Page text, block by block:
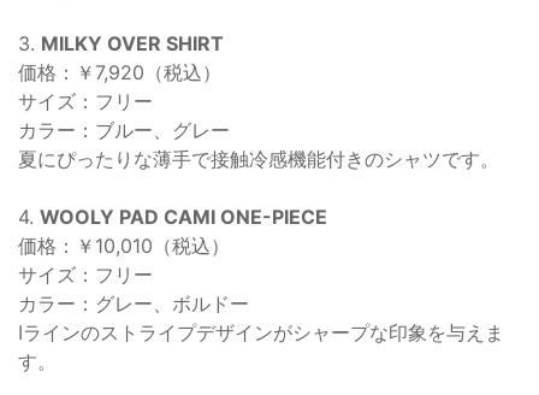
3. MILKY OVER SHIRT
価格：￥7,920（税込）
サイズ：フリー
カラー：ブルー、グレー
夏にぴったりな薄手で接触冷感機能付きのシャツです。
4. WOOLY PAD CAMI ONE-PIECE
価格：￥10,010（税込）
サイズ：フリー
カラー：グレー、ボルドー
Iラインのストライプデザインがシャープな印象を与えま
す。